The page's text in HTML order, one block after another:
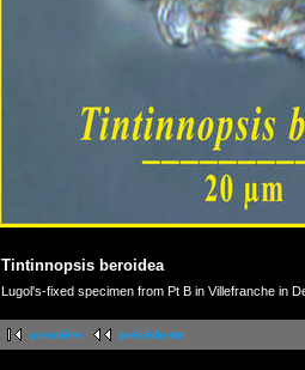
Tintinnopsis beroidea
Lugol's-fixed specimen from Pt B in Villefranche in
première précédente